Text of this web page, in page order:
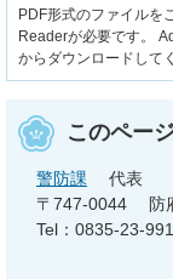
PDF形式のファイルを
Readerが必要です。
からダウンロードして
このペー
警防課
代表
〒747-0044
防
Tel：0835-23-